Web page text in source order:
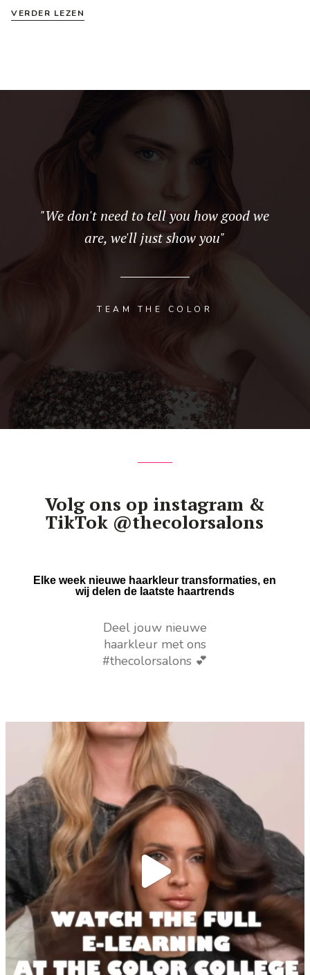
VERDER LEZEN
"We don't need to tell you how good we
are, we'll just show you"
TEAM THE COLOR
Volg ons op instagram &
TikTok @thecolorsalons
Elke week nieuwe haarkleur transformaties, en
wij delen de laatste haartrends
Deel jouw nieuwe
haarkleur met ons
#thecolorsalons 💕